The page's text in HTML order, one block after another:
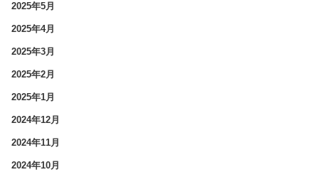
2025年5月
2025年4月
2025年3月
2025年2月
2025年1月
2024年12月
2024年11月
2024年10月